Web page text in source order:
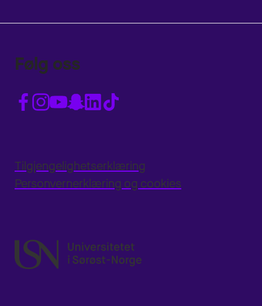
Følg oss
Tilgjengelighetserklæring
Personvernerklæring og cookies